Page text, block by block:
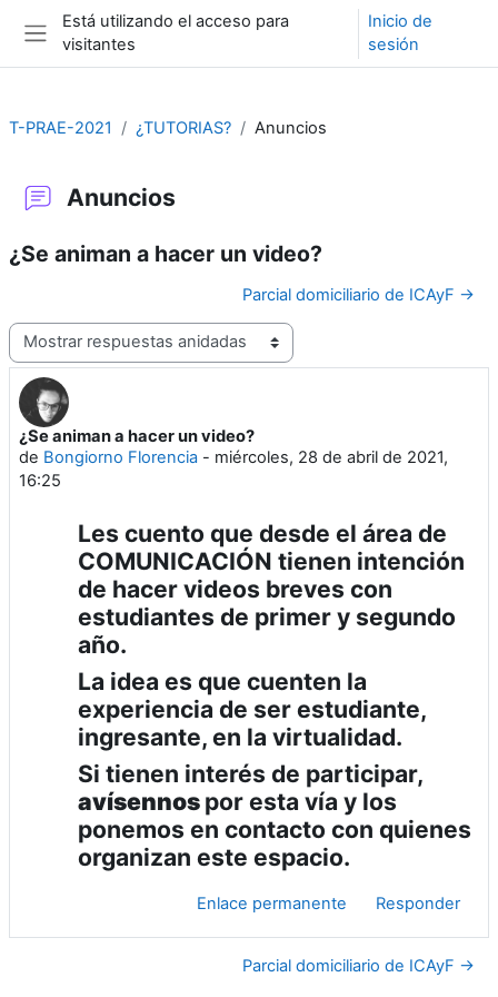
Salta al contenido principal
Panel lateral
Está utilizando el acceso para
visitantes
Inicio de
sesión
T-PRAE-2021 ¿TUTORIAS? Anuncios
Anuncios
¿Se animan a hacer un video?
Parcial domiciliario de ICAyF →
Mostrar modo
¿Se animan a hacer un video?
de Bongiorno Florencia - miércoles, 28 de abril de 2021,
16:25
Número de respuestas: 0
Les cuento que desde el área de
COMUNICACIÓN tienen intención
de hacer videos breves con
estudiantes de primer y segundo
año.
La idea es que cuenten la
experiencia de ser estudiante,
ingresante, en la virtualidad.
Si tienen interés de participar,
avísennospor esta vía y los
ponemos en contacto con quienes
organizan este espacio.
Enlace permanente Responder
Parcial domiciliario de ICAyF →